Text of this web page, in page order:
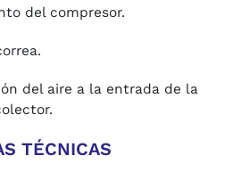
del compresor.
del aire a la entrada de la
TÉCNICAS